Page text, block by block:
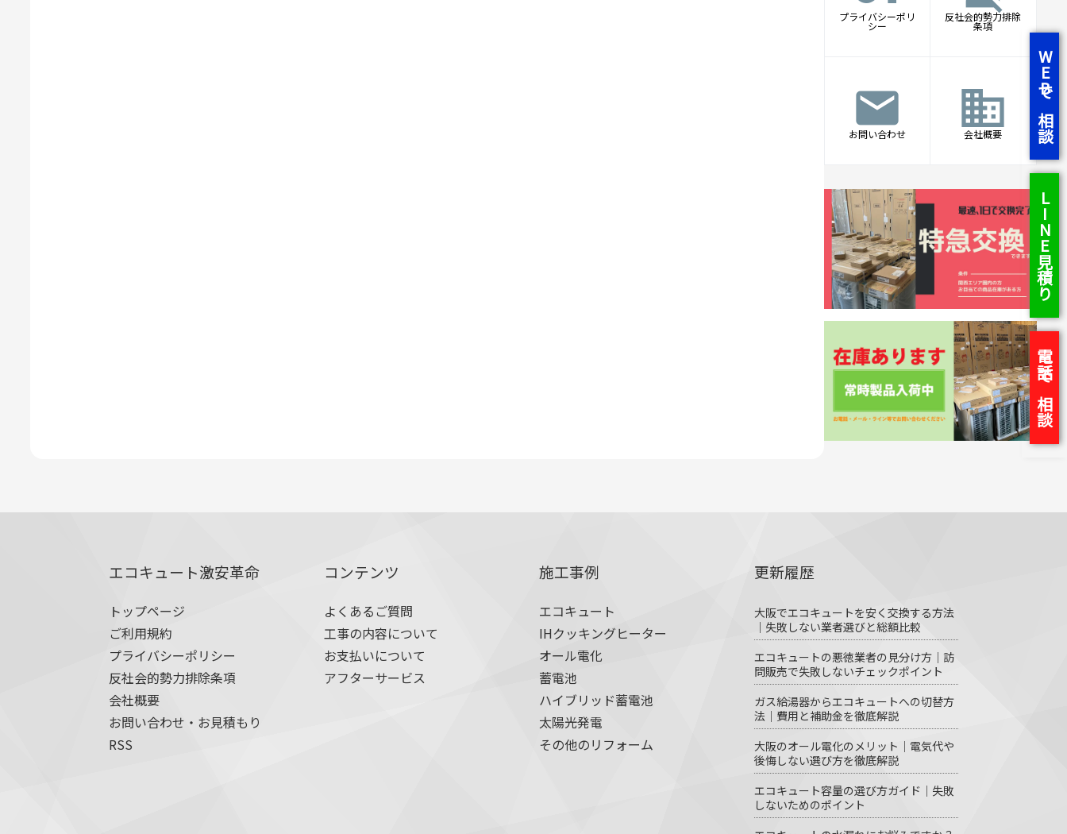
プライバシーポリ
シー
反社会的勢力排除
条項
mail
お問い合わせ
business
会社概要
エコキュート激安革命
トップページ
ご利用規約
プライバシーポリシー
反社会的勢力排除条項
会社概要
お問い合わせ・お見積もり
RSS
コンテンツ
よくあるご質問
工事の内容について
お支払いについて
アフターサービス
施工事例
エコキュート
IHクッキングヒーター
オール電化
蓄電池
ハイブリッド蓄電池
太陽光発電
その他のリフォーム
更新履歴
大阪でエコキュートを安く交換する方法
｜失敗しない業者選びと総額比較
エコキュートの悪徳業者の見分け方｜訪
問販売で失敗しないチェックポイント
ガス給湯器からエコキュートへの切替方
法｜費用と補助金を徹底解説
大阪のオール電化のメリット｜電気代や
後悔しない選び方を徹底解説
エコキュート容量の選び方ガイド｜失敗
しないためのポイント
WEBで相談
LINE見積り
電話で相談